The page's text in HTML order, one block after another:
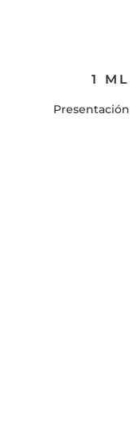
1 ML
Presentación